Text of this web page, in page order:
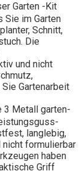
Garten -Kit
Sie im Garten
Schnitt,
Die
und nicht
Gartenarbeit
3 Metall garten-
langlebig,
nicht formulierbar
haben
Griff